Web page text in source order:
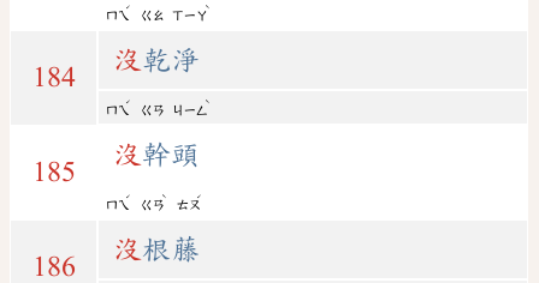
ㄇㄟ
ˊ
ㄍㄠ ㄒㄧㄚ
ˋ
184
沒 乾淨
ㄇㄟ
ˊ
ㄍㄢ ㄐㄧㄥ
ˋ
185
沒 幹頭
ㄇㄟ
ˊ
ㄍㄢ
ˋ
ㄊㄡ
ˊ
186
沒 根藤